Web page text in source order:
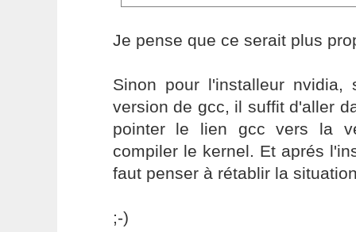
Je pense que ce serait plus
Sinon pour l'installeur
version de gcc, il suffit d'aller
pointer le lien gcc vers la
compiler le kernel. Et aprés
faut penser à rétablir la
;-)